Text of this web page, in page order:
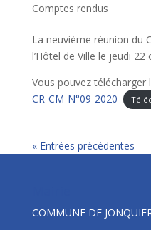
Comptes rendus
La neuvième réunion du
l’Hôtel de Ville le jeudi
Vous pouvez télécharger
CR-CM-N°09-2020
« Entrées précédentes
COMMUNE DE